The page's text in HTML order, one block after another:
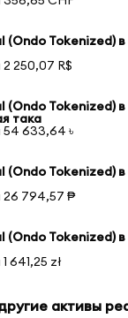
(Ondo Tokenized) в
2 250,07 R$
(Ondo Tokenized) в
така
54 633,64 ৳
(Ondo Tokenized)
26 794,57 ₱
(Ondo Tokenized) в
641,25 zł
активы